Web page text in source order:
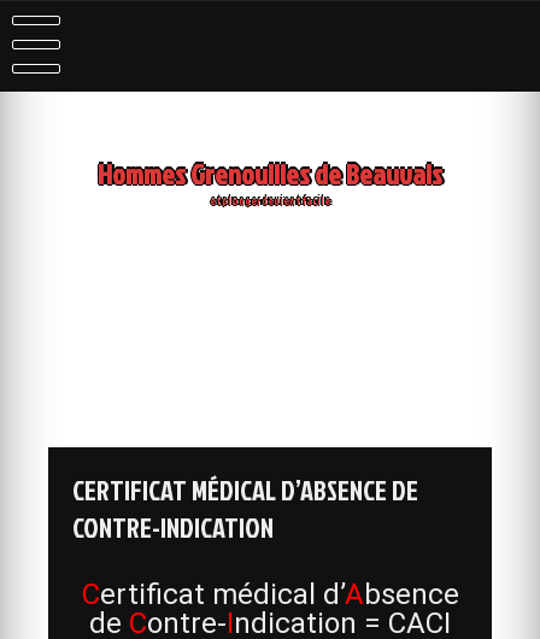
Skip
to
content
Hommes Grenouilles de Beauvais
et plonger devient facile
CERTIFICAT MÉDICAL D’ABSENCE DE
CONTRE-INDICATION
Certificat médical d’Absence
de Contre-Indication = CACI